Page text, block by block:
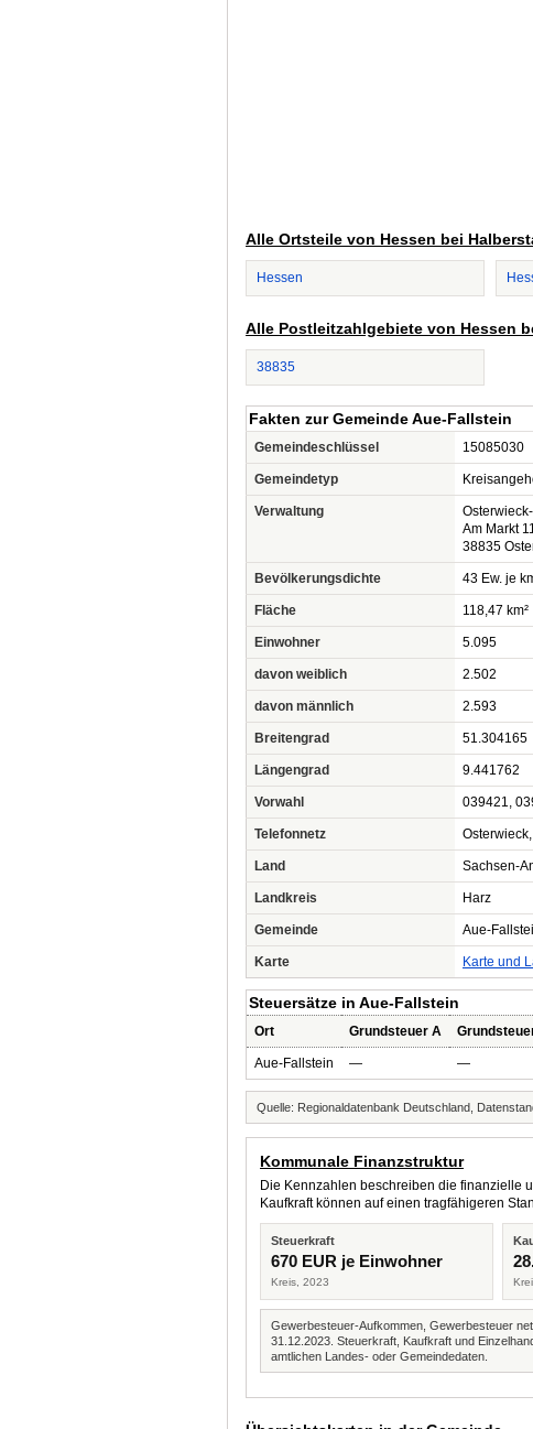
Alle Ortsteile von Hessen bei
Hessen
Alle Postleitzahlgebiete von Hessen
38835
Fakten zur Gemeinde Aue-Fallstein
Gemeindeschlüssel 15085030
Gemeindetyp
Verwaltung
Am Markt
38835
Bevölkerungsdichte 43 Ew. je
Fläche 118,47 km²
Einwohner 5.095
davon weiblich 2.502
davon männlich 2.593
Breitengrad 51.304165
Längengrad 9.441762
Vorwahl 039421,
Telefonnetz
Land Sachsen-
Landkreis Harz
Gemeinde Aue-
Karte Karte und
Steuersätze in Aue-Fallstein
Ort Grundsteuer A
Aue-Fallstein — —
Quelle: Regionaldatenbank Deutschland,
Kommunale Finanzstruktur
Die Kennzahlen beschreiben die finanzielle
Kaufkraft können auf einen tragfähigeren
Steuerkraft
670 EUR je Einwohner
Kreis, 2023
Gewerbesteuer-Aufkommen, Gewerbesteuer
31.12.2023. Steuerkraft, Kaufkraft und
amtlichen Landes- oder Gemeindedaten.